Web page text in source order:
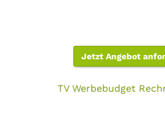
Jetzt Angebot
TV Werbebudget